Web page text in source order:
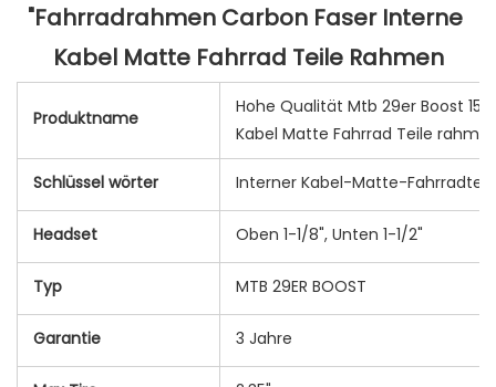
"Fahrradrahmen Carbon Faser Interne
Kabel Matte Fahrrad Teile Rahmen
Produktname
Hohe Qualität Mtb 29er Boost 15
Kabel Matte Fahrrad Teile
Schlüssel wörter Interner Kabel-Matte-
Headset Oben 1-1/8", Unten 1-1/2"
Typ MTB 29ER BOOST
Garantie 3 Jahre